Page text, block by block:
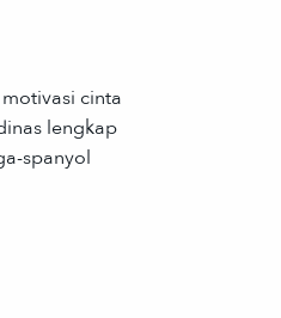
cinta
lengkap
spanyol